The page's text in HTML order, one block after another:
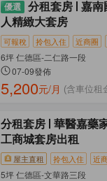
分租套房
嘉南
人精緻大套房
可報稅 拎包入住 近商圈
6坪 仁德區-二仁路一段
07-09發佈
5,200元/月 (含車位租
分租套房
華醫嘉藥
工商城套房出租
屋主直租 拎包入住 近
5坪 仁德區-文華路三段